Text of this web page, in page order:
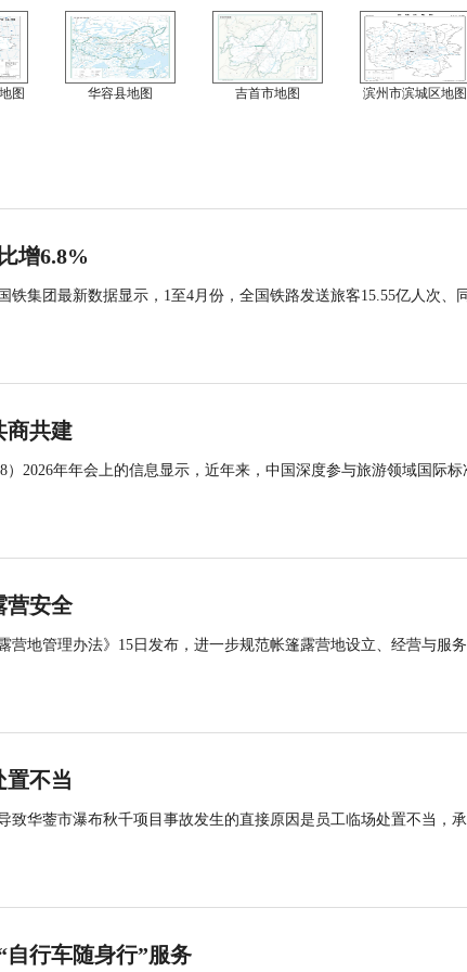
图 华容县地图 吉首市地图 滨州市滨城区地图
增6.8%
集团最新数据显示，1至4月份，全国铁路发送旅客15.55亿人次、
商共建
2026年年会上的信息显示，近年来，中国深度参与旅游领域国际标
营安全
营地管理办法》15日发布，进一步规范帐篷露营地设立、经营与服
置不当
致华蓥市瀑布秋千项目事故发生的直接原因是员工临场处置不当，
自行车随身行”服务